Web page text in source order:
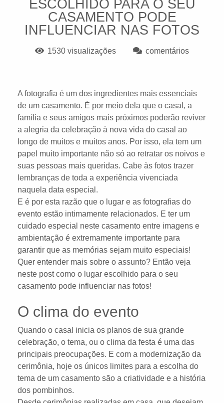
ESCOLHIDO PARA O SEU
CASAMENTO PODE
INFLUENCIAR NAS FOTOS
1530 visualizações comentários
A fotografia é um dos ingredientes mais essenciais
de um casamento. É por meio dela que o casal, a
família e seus amigos mais próximos poderão reviver
a alegria da celebração à nova vida do casal ao
longo de muitos e muitos anos. Por isso, ela tem um
papel muito importante não só ao retratar os noivos e
suas pessoas mais queridas. Cabe às fotos trazer
lembranças de toda a experiência vivenciada
naquela data especial.
E é por esta razão que o lugar e as fotografias do
evento estão intimamente relacionados. E ter um
cuidado especial neste casamento entre imagens e
ambientação é extremamente importante para
garantir que as memórias sejam muito especiais!
Quer entender mais sobre o assunto? Então veja
neste post como o lugar escolhido para o seu
casamento pode influenciar nas fotos!
O clima do evento
Quando o casal inicia os planos de sua grande
celebração, o tema, ou o clima da festa é uma das
principais preocupações. E com a modernização da
cerimônia, hoje os únicos limites para a escolha do
tema de um casamento são a criatividade e a história
dos pombinhos.